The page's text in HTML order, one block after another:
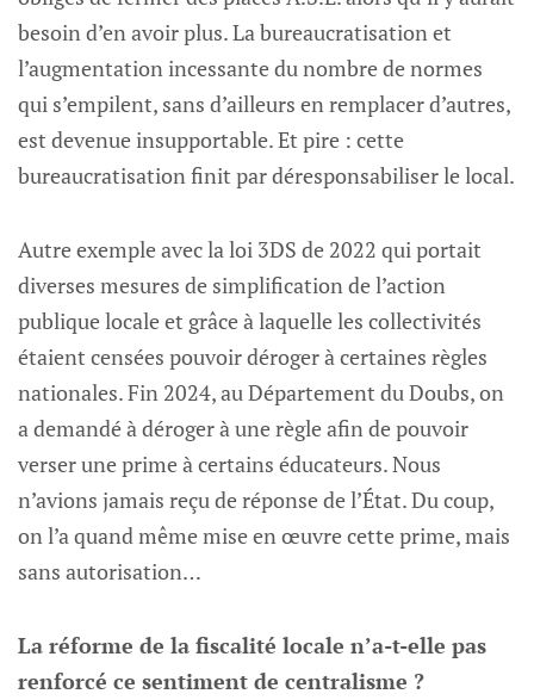
besoin d’en avoir plus. La bureaucratisation et
l’augmentation incessante du nombre de normes
qui s’empilent, sans d’ailleurs en remplacer d’autres,
est devenue insupportable. Et pire : cette
bureaucratisation finit par déresponsabiliser le local.
Autre exemple avec la loi 3DS de 2022 qui portait
diverses mesures de simplification de l’action
publique locale et grâce à laquelle les collectivités
étaient censées pouvoir déroger à certaines règles
nationales. Fin 2024, au Département du Doubs, on
a demandé à déroger à une règle afin de pouvoir
verser une prime à certains éducateurs. Nous
n’avions jamais reçu de réponse de l’État. Du coup,
on l’a quand même mise en œuvre cette prime, mais
sans autorisation…
La réforme de la fiscalité locale n’a-t-elle pas
renforcé ce sentiment de centralisme ?